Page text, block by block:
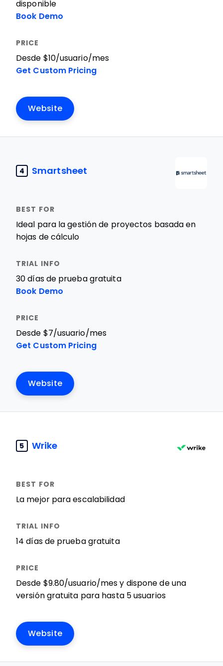
disponible
Book Demo
Desde $10/usuario/mes
Get Custom Pricing
Website
4 Smartsheet
Ideal para la gestión de proyectos basada en
hojas de cálculo
30 días de prueba gratuita
Book Demo
Desde $7/usuario/mes
Get Custom Pricing
Website
5 Wrike
La mejor para escalabilidad
14 días de prueba gratuita
Desde $9.80/usuario/mes y dispone de una
versión gratuita para hasta 5 usuarios
Website